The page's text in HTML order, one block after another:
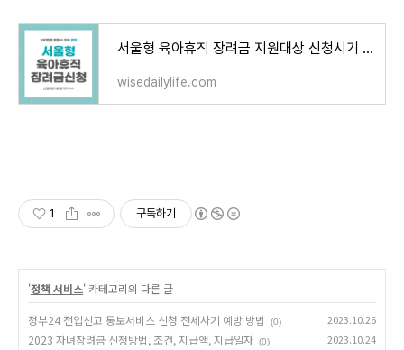
서울형 육아휴직 장려금 지원대상 신청시기 방법
wisedailylife.com
1 구독하기
'정책 서비스' 카테고리의 다른 글
정부24 전입신고 통보서비스 신청 전세사기 예방 방법 (0) 2023.10.26
2023 자녀장려금 신청방법, 조건, 지급액, 지급일자 (0) 2023.10.24